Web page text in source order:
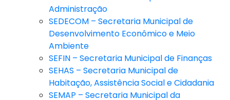
Administração
SEDECOM – Secretaria Municipal de
Desenvolvimento Econômico e Meio
Ambiente
SEFIN – Secretaria Municipal de Finanças
SEHAS – Secretaria Municipal de
Habitação, Assistência Social e Cidadania
SEMAP – Secretaria Municipal da